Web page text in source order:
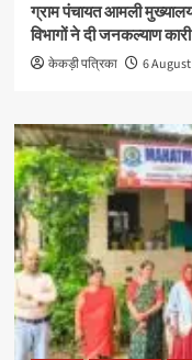
ग्राम पंचायत आमली
विभागों ने दी जनकल्याण
केकड़ी पत्रिका 6